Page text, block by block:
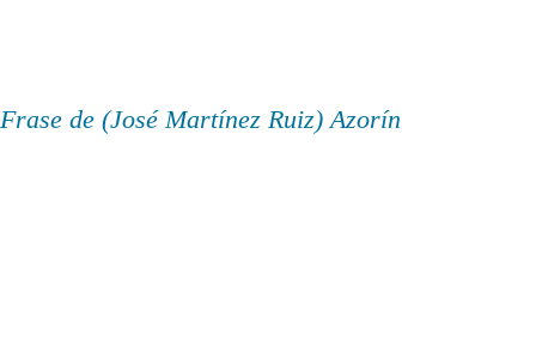
Frase de (José Martínez Ruiz) Azorín